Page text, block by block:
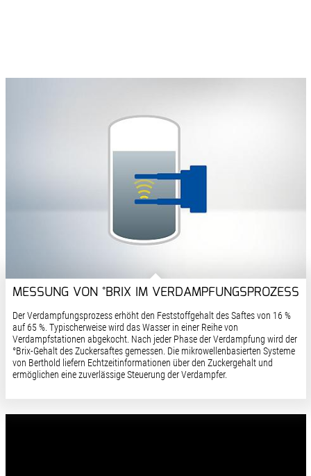
MESSUNG VON °BRIX IM VERDAMPFUNGSPROZESS
Der Verdampfungsprozess erhöht den Feststoffgehalt des Saftes von 16 %
auf 65 %. Typischerweise wird das Wasser in einer Reihe von
Verdampfstationen abgekocht. Nach jeder Phase der Verdampfung wird der
°Brix-Gehalt des Zuckersaftes gemessen. Die mikrowellenbasierten Systeme
von Berthold liefern Echtzeitinformationen über den Zuckergehalt und
ermöglichen eine zuverlässige Steuerung der Verdampfer.